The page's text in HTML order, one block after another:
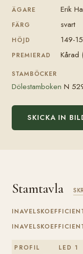
ÄGARE Erik
FÄRG svart
HÖJD 149-
PREMIERAD Kårad
STAMBÖCKER
Dölestamboken N
SKICKA IN
Stamtavla
PROFIL LED 1